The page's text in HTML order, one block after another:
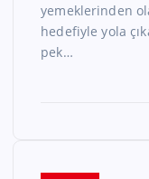
yemeklerinden
hedefiyle yola
pek…